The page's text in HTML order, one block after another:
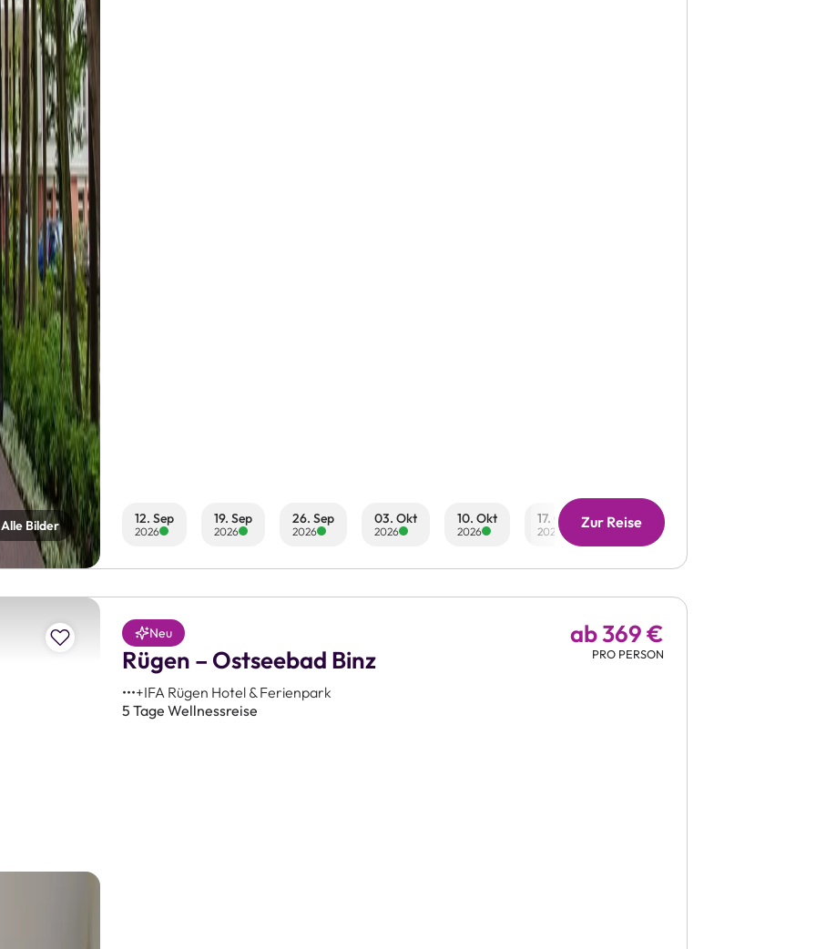
Alle Bilder 12. Sep
2026
19. Sep
2026
26. Sep
2026
03. Okt
2026
10. Okt
2026
17. Okt
2026
24. Okt
2026
Zur Reise
Zur Merkliste hinzufügen
Neu
5 Tage Wellnessreise
Rügen – Ostseebad Binz
•••+IFA Rügen Hotel & Ferienpark
ab 369 €
PRO PERSON